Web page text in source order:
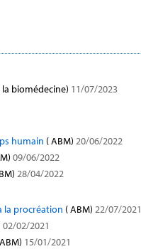
la biomédecine) 11/07/2023
humain ( ABM) 20/06/2022
09/06/2022
28/04/2022
la procréation ( ABM) 22/07/2021
02/02/2021
15/01/2021